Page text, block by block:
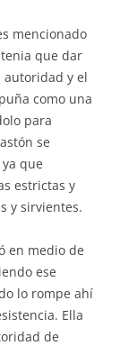
mencionado
que dar
autoridad y el
como una
para
se
que
estrictas y
y sirvientes.
en medio de
ese
lo rompe ahí
Ella
de